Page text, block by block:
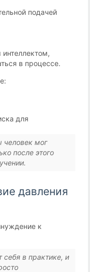
подачей
в процессе.
для
мог
после этого
давления
к
себя в практике, и